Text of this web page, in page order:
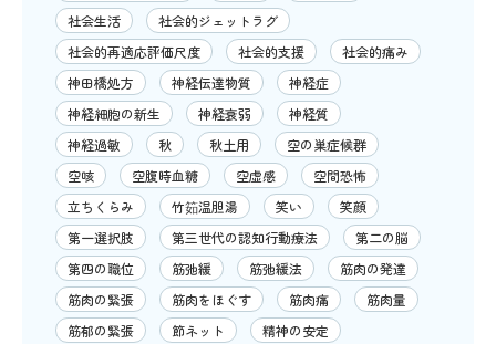
社会生活
社会的ジェットラグ
社会的再適応評価尺度
社会的支援
社会的痛み
神田橋処方
神経伝達物質
神経症
神経細胞の新生
神経衰弱
神経質
神経過敏
秋 秋土用
空の巣症候群
空咳
空腹時血糖 空虚感
空間恐怖
立ちくらみ
竹筎温胆湯 笑い
笑顔
第一選択肢
第三世代の認知行動療法
第二の脳
第四の職位
筋弛緩 筋弛緩法
筋肉の発達
筋肉の緊張
筋肉をほぐす 筋肉痛
筋肉量
筋郁の緊張
節ネット
精神の安定